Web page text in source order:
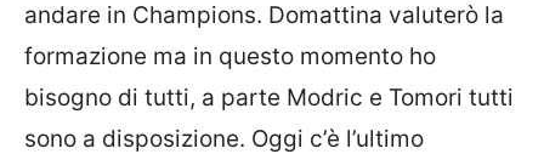
andare in Champions. Domattina valuterò la
formazione ma in questo momento ho
bisogno di tutti, a parte Modric e Tomori tutti
sono a disposizione. Oggi c’è l’ultimo